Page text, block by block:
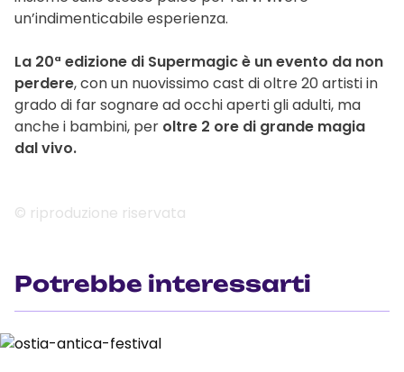
un’indimenticabile esperienza.
La 20ª edizione di Supermagic è un evento da non
perdere, con un nuovissimo cast di oltre 20 artisti in
grado di far sognare ad occhi aperti gli adulti, ma
anche i bambini, per oltre 2 ore di grande magia
dal vivo.
© riproduzione riservata
Potrebbe interessarti